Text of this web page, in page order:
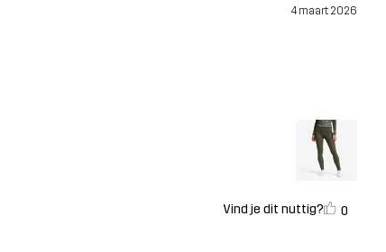
4 maart 2026
Vind je dit nuttig? 0